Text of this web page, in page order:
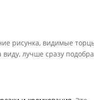
рисунка, видимые
виду, лучше сразу